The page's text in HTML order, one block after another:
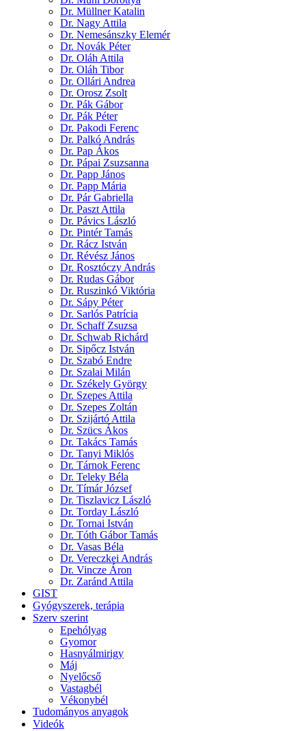
Dr. Müllner Katalin
Dr. Nagy Attila
Dr. Nemesánszky Elemér
Dr. Novák Péter
Dr. Oláh Attila
Dr. Oláh Tibor
Dr. Ollári Andrea
Dr. Orosz Zsolt
Dr. Pák Gábor
Dr. Pák Péter
Dr. Pakodi Ferenc
Dr. Palkó András
Dr. Pap Ákos
Dr. Pápai Zsuzsanna
Dr. Papp János
Dr. Papp Mária
Dr. Pár Gabriella
Dr. Paszt Attila
Dr. Pávics László
Dr. Pintér Tamás
Dr. Rácz István
Dr. Révész János
Dr. Rosztóczy András
Dr. Rudas Gábor
Dr. Ruszinkó Viktória
Dr. Sápy Péter
Dr. Sarlós Patrícia
Dr. Schaff Zsuzsa
Dr. Schwab Richárd
Dr. Sipőcz István
Dr. Szabó Endre
Dr. Szalai Milán
Dr. Székely György
Dr. Szepes Attila
Dr. Szepes Zoltán
Dr. Szijártó Attila
Dr. Szücs Ákos
Dr. Takács Tamás
Dr. Tanyi Miklós
Dr. Tárnok Ferenc
Dr. Teleky Béla
Dr. Tímár József
Dr. Tiszlavicz László
Dr. Torday László
Dr. Tornai István
Dr. Tóth Gábor Tamás
Dr. Vasas Béla
Dr. Vereczkei András
Dr. Vincze Áron
Dr. Zaránd Attila
GIST
Gyógyszerek, terápia
Szerv szerint
Epehólyag
Gyomor
Hasnyálmirigy
Máj
Nyelőcső
Vastagbél
Vékonybél
Tudományos anyagok
Videók